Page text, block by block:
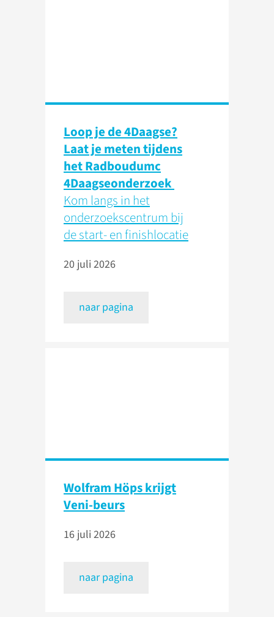
Loop je de 4Daagse?
Laat je meten tijdens
het Radboudumc
4Daagseonderzoek
Kom langs in het
onderzoekscentrum bij
de start- en finishlocatie
20 juli 2026
naar pagina
Wolfram Höps krijgt
Veni-beurs
16 juli 2026
naar pagina